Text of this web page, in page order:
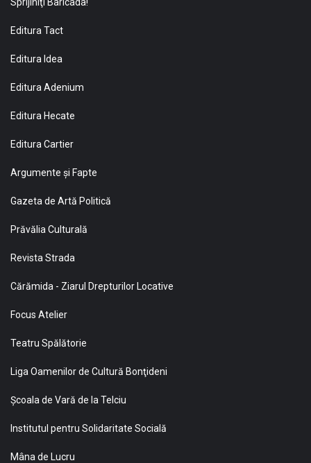
Editura Tact
Editura Idea
Editura Adenium
Editura Hecate
Editura Cartier
Argumente și Fapte
Gazeta de Artă Politică
Prăvălia Culturală
Revista Strada
Cărămida - Ziarul Drepturilor Locative
Focus Atelier
Teatru Spălătorie
Liga Oamenilor de Cultură Bonţideni
Şcoala de Vară de la Telciu
Institutul pentru Solidaritate Socială
Mâna de Lucru